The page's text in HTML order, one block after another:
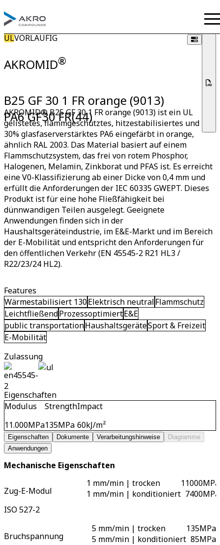
AKROMID®
ULVORLÄUFIG
B25 GF 30 1 FR orange (9013)
PA6 GF30 FR(44)
AKROMID® B25 GF 30 1 FR orange (9013) ist ein UL
gelistetes, flammgeschütztes, hitzestabilisiertes und
30% glasfaserverstärktes PA6 eingefärbt in orange,
ähnlich RAL 2003. Das Material basiert auf einem
Flammschutzsystem, das frei von rotem Phosphor,
Halogenen, Melamin, Zinkborat und PFAS ist. Es erreicht
eine V0-Klassifizierung ab einer Dicke von 0,4 mm und
erfüllt die Anforderungen der IEC 60335 GWEPT. Dieses
Produkt ist für eine hohe Fließfähigkeit bei
dünnwandigen Teilen ausgelegt. Geeignete
Anwendungen finden sich in der
Haushaltsgeräteindustrie, im E&E-Markt und im Bereich
der E-Mobilität und entspricht den Anforderungen für
den öffentlichen Verkehr (EN 45545-2 R21 HL3 /
R22/23/24 HL2).
Features
Wärmestabilisiert 130Elektrisch neutralFlammschutz
LeichtfließendProzessoptimiertE&E
public transportationHaushaltsgeräteSport & Freizeit
E-Mobilität
Zulassung
Eigenschaften
Modulus
11.000MPa
Strength
135MPa
Impact
60kJ/m²
Eigenschaften Dokumente Verarbeitungshinweise
Diagramme
Anwendungen
Mechanische Eigenschaften
Zug-E-Modul
ISO 527-2
1 mm/min | trocken
1 mm/min | konditioniert
11000MPa
7400MPa
Bruchspannung
5 mm/min | trocken
5 mm/min | konditioniert
135MPa
85MPa